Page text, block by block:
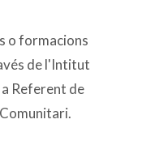
o formacions
de l'Intitut
Referent de